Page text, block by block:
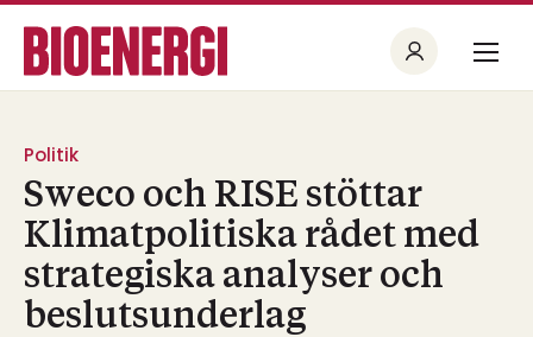
Politik
Sweco och RISE stöttar
Klimatpolitiska rådet med
strategiska analyser och
beslutsunderlag